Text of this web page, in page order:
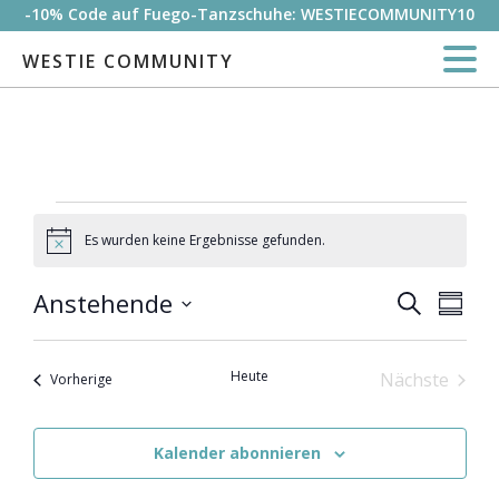
-10% Code auf Fuego-Tanzschuhe: WESTIECOMMUNITY10
WESTIE COMMUNITY
Veranstaltungen
HinweisEs wurden keine Ergebnisse gefunden.
Suche
und
Suche
Anstehende
Datum
VorherigeVeranstaltungen Heute
Nächste
Kalender abonnieren